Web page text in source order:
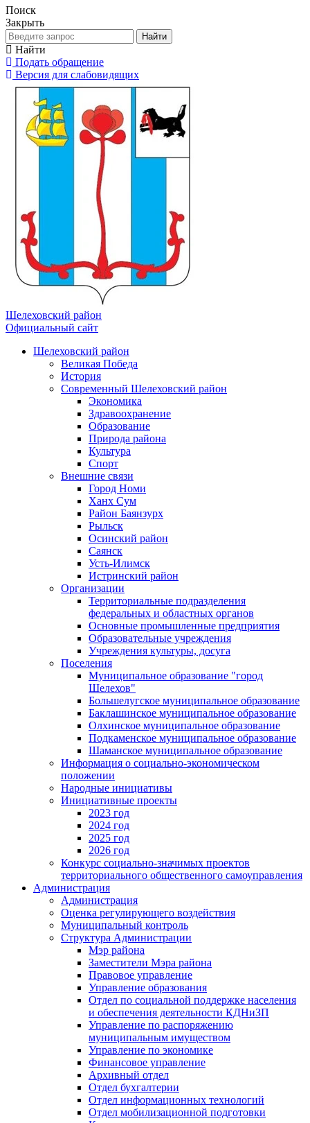
Поиск
Закрыть
Найти
Найти
Подать обращение
Версия для слабовидящих
Шелеховский район
Официальный сайт
Шелеховский район
Великая Победа
История
Современный Шелеховский район
Экономика
Здравоохранение
Образование
Природа района
Культура
Спорт
Внешние связи
Город Номи
Ханх Сум
Район Баянзурх
Рыльск
Осинский район
Саянск
Усть-Илимск
Истринский район
Организации
Территориальные подразделения
федеральных и областных органов
Основные промышленные предприятия
Образовательные учреждения
Учреждения культуры, досуга
Поселения
Муниципальное образование "город
Шелехов"
Большелугское муниципальное образование
Баклашинское муниципальное образование
Олхинское муниципальное образование
Подкаменское муниципальное образование
Шаманское муниципальное образование
Информация о социально-экономическом
положении
Народные инициативы
Инициативные проекты
2023 год
2024 год
2025 год
2026 год
Конкурс социально-значимых проектов
территориального общественного самоуправления
Администрация
Администрация
Оценка регулирующего воздействия
Муниципальный контроль
Структура Администрации
Мэр района
Заместители Мэра района
Правовое управление
Управление образования
Отдел по социальной поддержке населения
и обеспечения деятельности КДНиЗП
Управление по распоряжению
муниципальным имуществом
Управление по экономике
Финансовое управление
Архивный отдел
Отдел бухгалтерии
Отдел информационных технологий
Отдел мобилизационной подготовки